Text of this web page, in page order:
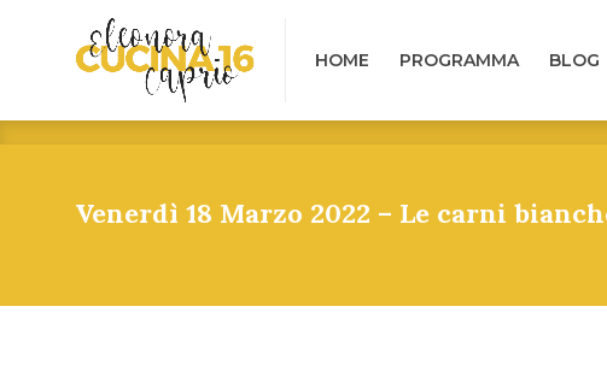
HOME PROGRAMMA BLOG
Venerdì 18 Marzo 2022 – Le carni